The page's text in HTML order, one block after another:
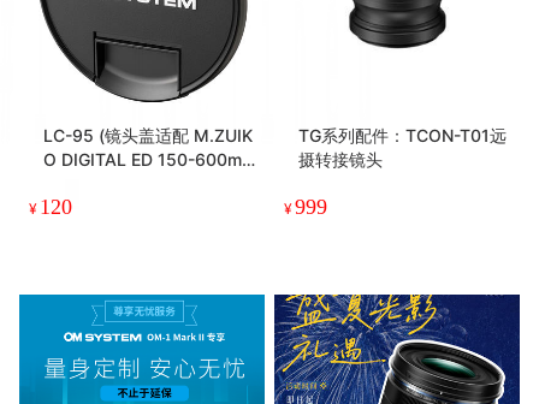
LC-95 (镜头盖适配 M.ZUIK
O DIGITAL ED 150-600m
¥ 120
TG系列配件：TCON-T01远
摄转接镜头
¥999